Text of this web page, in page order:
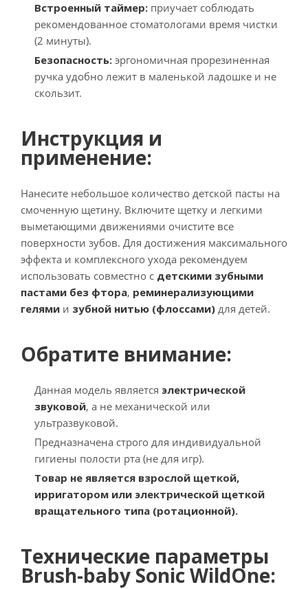
Встроенный таймер: приучает соблюдать
рекомендованное стоматологами время чистки
(2 минуты).
Безопасность: эргономичная прорезиненная
ручка удобно лежит в маленькой ладошке и не
скользит.
Инструкция и
применение:
Нанесите небольшое количество детской пасты на
смоченную щетину. Включите щетку и легкими
выметающими движениями очистите все
поверхности зубов. Для достижения максимального
эффекта и комплексного ухода рекомендуем
использовать совместно с детскими зубными
пастами без фтора, реминерализующими
гелями и зубной нитью (флоссами) для детей.
Обратите внимание:
Данная модель является электрической
звуковой, а не механической или
ультразвуковой.
Предназначена строго для индивидуальной
гигиены полости рта (не для игр).
Товар не является взрослой щеткой,
ирригатором или электрической щеткой
вращательного типа (ротационной).
Технические параметры
Brush-baby Sonic WildOne: